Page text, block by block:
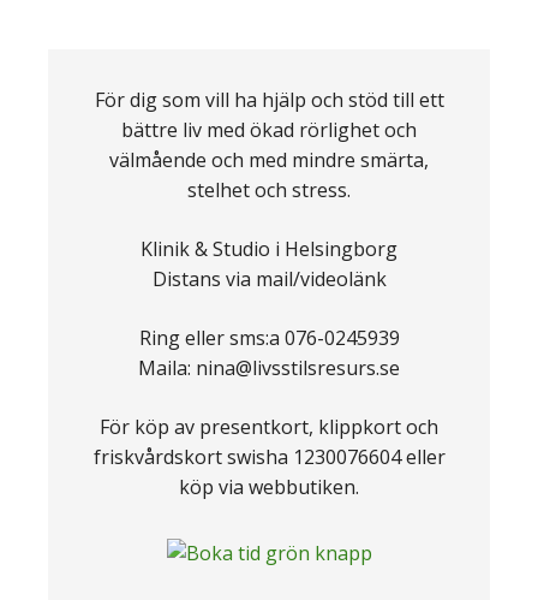
För dig som vill ha hjälp och stöd till ett
bättre liv med ökad rörlighet och
välmående och med mindre smärta,
stelhet och stress.
Klinik & Studio i Helsingborg
Distans via mail/videolänk
Ring eller sms:a 076-0245939
Maila: nina@livsstilsresurs.se
För köp av presentkort, klippkort och
friskvårdskort swisha 1230076604 eller
köp via webbutiken.